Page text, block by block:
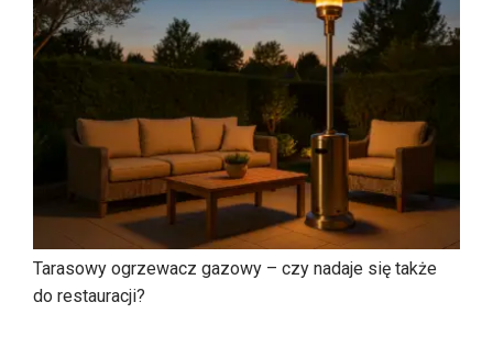
Tarasowy ogrzewacz gazowy – czy nadaje się także
do restauracji?